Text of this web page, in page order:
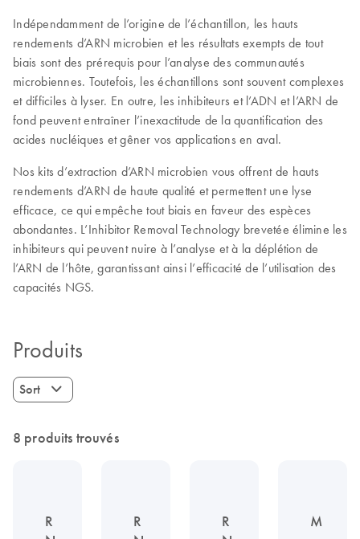
Indépendamment de l’origine de l’échantillon, les hauts
rendements d’ARN microbien et les résultats exempts de tout
biais sont des prérequis pour l’analyse des communautés
microbiennes. Toutefois, les échantillons sont souvent complexes
et difficiles à lyser. En outre, les inhibiteurs et l’ADN et l’ARN de
fond peuvent entraîner l’inexactitude de la quantification des
acides nucléiques et gêner vos applications en aval.
Nos kits d’extraction d’ARN microbien vous offrent de hauts
rendements d’ARN de haute qualité et permettent une lyse
efficace, ce qui empêche tout biais en faveur des espèces
abondantes. L’Inhibitor Removal Technology brevetée élimine les
inhibiteurs qui peuvent nuire à l’analyse et à la déplétion de
l’ARN de l’hôte, garantissant ainsi l’efficacité de l’utilisation des
capacités NGS.
Produits
Sort
8 produits trouvés
R
R
R
M